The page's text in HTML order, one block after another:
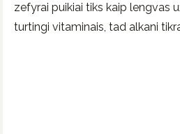
zefyrai puikiai tiks kaip lengvas
turtingi vitaminais, tad alkani